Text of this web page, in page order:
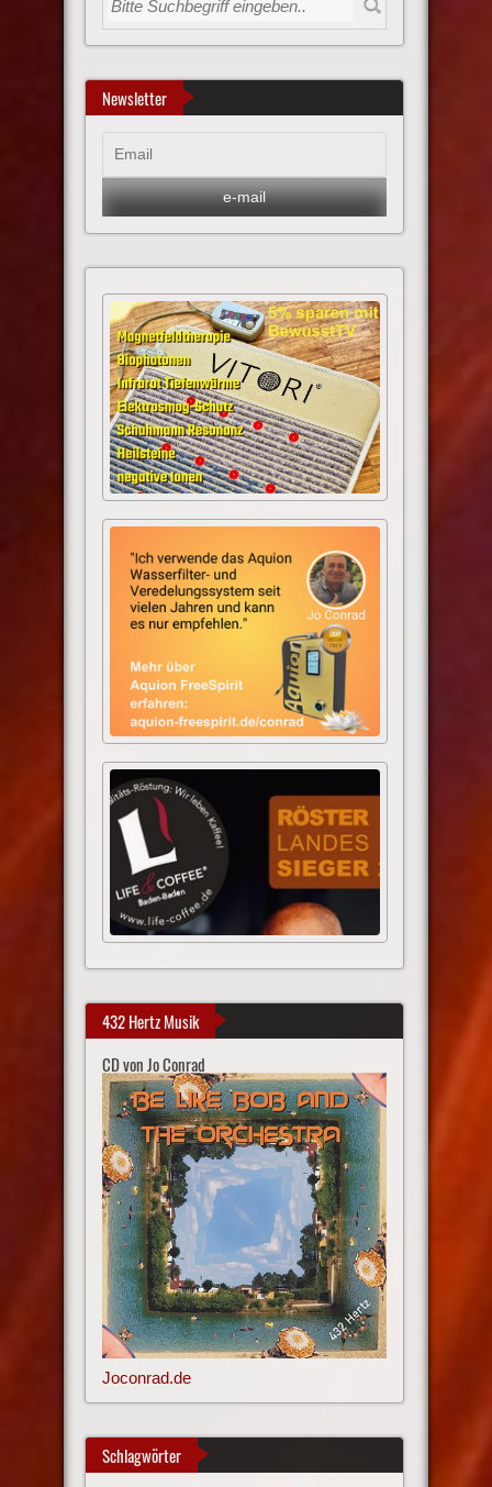
Newsletter
432 Hertz Musik
CD von Jo Conrad
Joconrad.de
Schlagwörter